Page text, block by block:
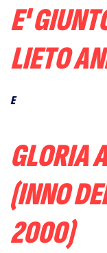
E'
LIETO
E
GLORIA
(INNO
2000)